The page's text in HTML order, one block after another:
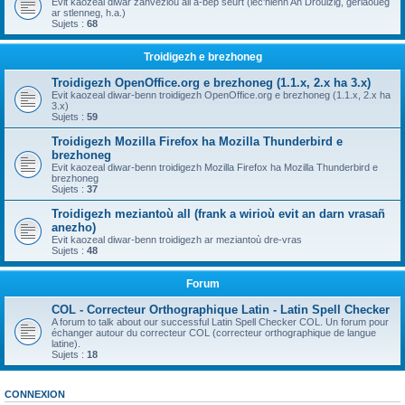
ar stlenneg, h.a.)
Sujets : 68
Troidigezh e brezhoneg
Troidigezh OpenOffice.org e brezhoneg (1.1.x, 2.x ha 3.x)
Evit kaozeal diwar-benn troidigezh OpenOffice.org e brezhoneg (1.1.x, 2.x ha
3.x)
Sujets : 59
Troidigezh Mozilla Firefox ha Mozilla Thunderbird e
brezhoneg
Evit kaozeal diwar-benn troidigezh Mozilla Firefox ha Mozilla Thunderbird e
brezhoneg
Sujets : 37
Troidigezh meziantoù all (frank a wirioù evit an darn vrasañ
anezho)
Evit kaozeal diwar-benn troidigezh ar meziantoù dre-vras
Sujets : 48
Forum
COL - Correcteur Orthographique Latin - Latin Spell Checker
A forum to talk about our successful Latin Spell Checker COL. Un forum pour
échanger autour du correcteur COL (correcteur orthographique de langue
latine).
Sujets : 18
CONNEXION